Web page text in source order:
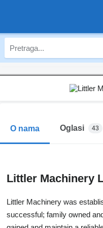
O nama Oglasi 43
Littler Machinery
Littler Machinery was
successful; family owned